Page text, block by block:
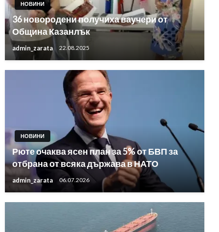
НОВИНИ
36 новородени получиха ваучери от
Община Казанлък
admin_zarata 22.08.2025
НОВИНИ
Рюте очаква ясен план за 5% от БВП за
отбрана от всяка държава в НАТО
admin_zarata 06.07.2026